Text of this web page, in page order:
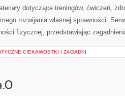
dotyczące treningów, ćwiczeń,
rozwijania własnej sprawności.
fizycznej, przedstawiając
CIEKAWOSTKI I ZAGADKI